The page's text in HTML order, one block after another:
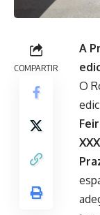
COMPARTIR
A
O